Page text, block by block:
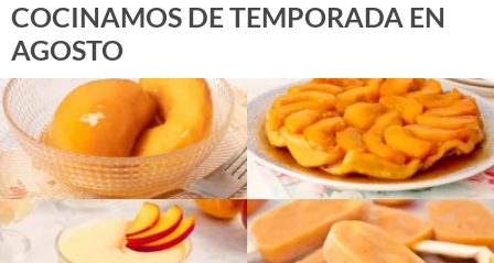
COCINAMOS DE TEMPORADA EN
AGOSTO